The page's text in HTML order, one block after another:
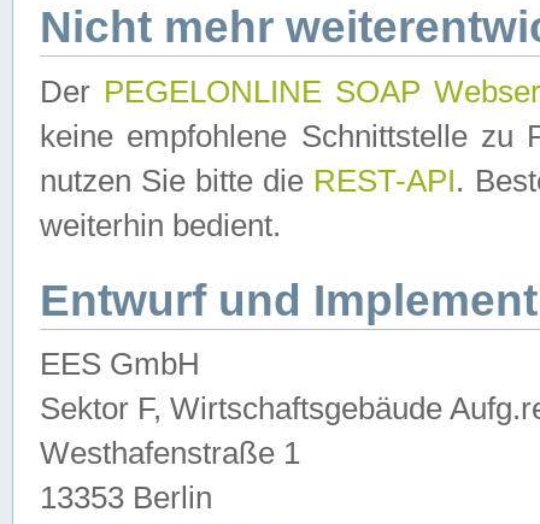
Nicht mehr
Der PEGELONLINE SOAP
keine empfohlene Schnittstelle zu
nutzen Sie bitte die REST-API.
weiterhin bedient.
Entwurf und
EES GmbH
Sektor F, Wirtschaftsgebäude
Westhafenstraße 1
13353 Berlin